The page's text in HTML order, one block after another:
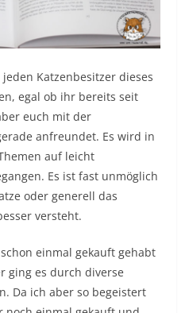
Katzenbesitzer dieses
egal ob ihr bereits seit
euch mit der
anfreundet. Es wird in
auf leicht
Es ist fast unmöglich
oder generell das
versteht.
einmal gekauft gehabt
ging es durch diverse
Da ich aber so begeistert